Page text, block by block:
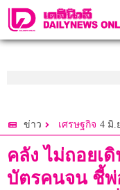
ข่าว เศรษฐกิจ 4 มิ.
คลัง ไม่ถอยเ
บัตรคนจน ชี้